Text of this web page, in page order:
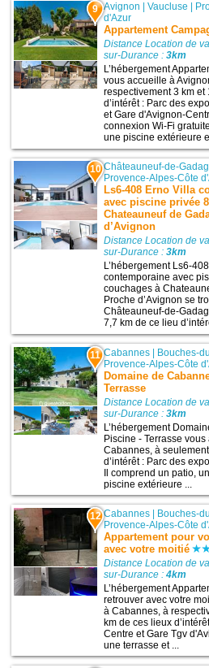
9 Avignon |Vaucluse
d'Azur
Appartement
Distance Location de
sur-Durance :3km
L’hébergement
vous accueille à
respectivement 3 km et
d’intérêt : Parc des
et Gare d'Avignon-
connexion Wi-Fi
une piscine extérieure
10 Châteauneuf-de-
Provence-Alpes-Côte
Ls6-408 Erno Villa
avec piscine privée
Chateauneuf de
d’Avignon
Distance Location de
sur-Durance :3km
L’hébergement Ls6-
contemporaine avec
couchages à
Proche d’Avignon se
Châteauneuf-de-
7,7 km de ce lieu
11 Cabannes | Bouches-
Provence-Alpes-Côte
Domaine de
Terrasse
Distance Location de
sur-Durance :3km
L’hébergement
Piscine - Terrasse
Cabannes, à
d’intérêt : Parc des
Il comprend un patio,
piscine extérieure ...
12 Cabannes | Bouches-
Provence-Alpes-Côte
Appartement pour
avec votre moitié
Distance Location de
sur-Durance :4km
L’hébergement
retrouver avec votre
à Cabannes, à
km de ces lieux
Centre et Gare Tgv
une terrasse et ...